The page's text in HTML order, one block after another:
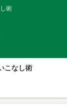
術
こなし術